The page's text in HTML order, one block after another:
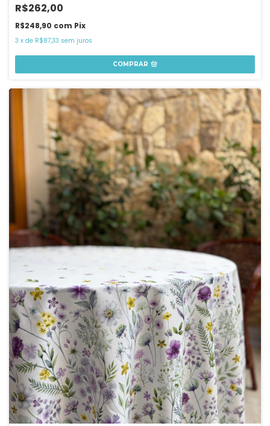
R$262,00
R$248,90 com Pix
3 x de R$87,33 sem juros
COMPRAR